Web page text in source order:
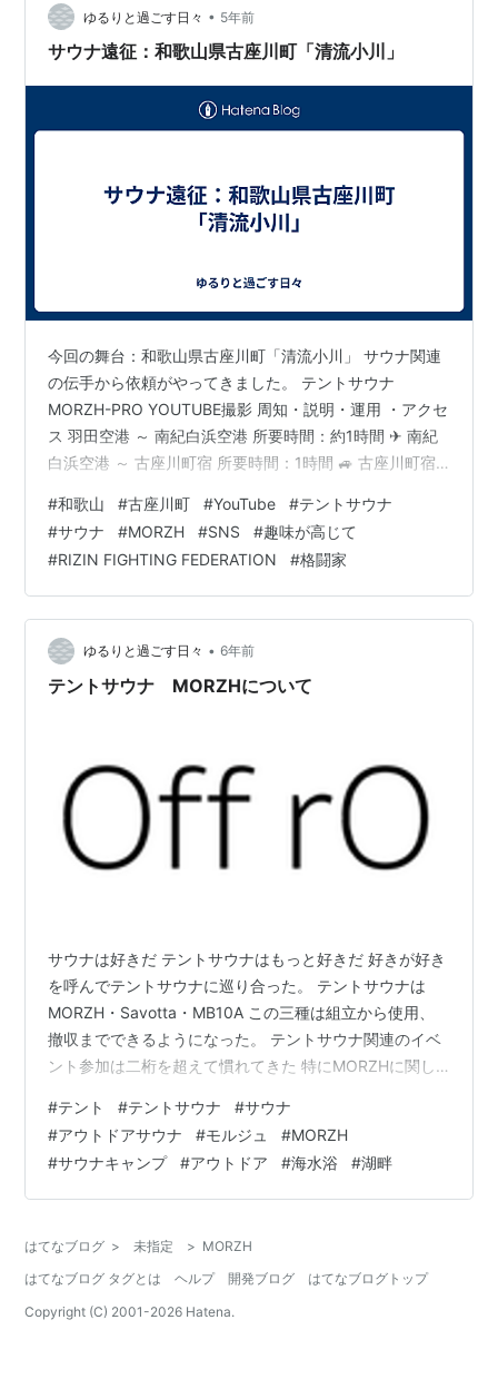
ゆるりと過ごす日々 • 5年前
サウナ遠征：和歌山県古座川町「清流小川」
今回の舞台：和歌山県古座川町「清流小川」 サウナ関連
の伝手から依頼がやってきました。 テントサウナ
MORZH-PRO YOUTUBE撮影 周知・説明・運用 ・アクセ
ス 羽田空港 ～ 南紀白浜空港 所要時間：約1時間 ✈ 南紀
白浜空港 ～ 古座川町宿 所要時間：1時間 🚙 古座川町宿
YOUTUBEの撮影：登録者43万人を超えている有名な団
体 RIZIN FIGHTING FEDERATION 和歌山県古座川町の地
域発展を兼ねてのイベント 名水百選に選ばれた「古座
川」支流「清流小川」 滝の拝でテントサウナMORZHを
プレゼン ・撮影開始 Yo…
#和歌山 #古座川町 #YouTube #テントサウナ
#サウナ #MORZH #SNS #趣味が高じて
#RIZIN FIGHTING FEDERATION #格闘家
ゆるりと過ごす日々 • 6年前
テントサウナ MORZHについて
サウナは好きだ テントサウナはもっと好きだ 好きが好き
を呼んでテントサウナに巡り合った。 テントサウナは
MORZH・Savotta・MB10A この三種は組立から使用、
撤収までできるようになった。 テントサウナ関連のイベ
ント参加は二桁を超えて慣れてきた 特にMORZHに関し
る 三種で一番高温になりやすいモノがMORZHシリーズ
100度越えはよくある事、更にロウリュウで体感温度が上
がる MORZHは2種類あり PRO・MAX ・MORZH PRO 4
人用 運搬＝車 設営＝1人～2人 時間＝10分ほど ストー
#テント #テントサウナ #サウナ
#アウトドアサウナ #モルジュ #MORZH
#サウナキャンプ #アウトドア #海水浴 #湖畔
はてなブログ > 未指定 > MORZH
はてなブログ タグとは
ヘルプ 開発ブログ
はてなブログトップ
Copyright (C) 2001-2026 Hatena.